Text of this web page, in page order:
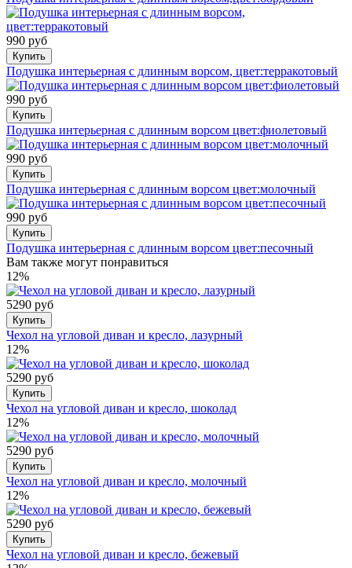
990 руб
Купить
Подушка интерьерная с длинным ворсом, цвет:терракотовый
990 руб
Купить
Подушка интерьерная с длинным ворсом цвет:фиолетовый
990 руб
Купить
Подушка интерьерная с длинным ворсом цвет:молочный
990 руб
Купить
Подушка интерьерная с длинным ворсом цвет:песочный
Вам также могут понравиться
12%
5290 руб
Купить
Чехол на угловой диван и кресло, лазурный
12%
5290 руб
Купить
Чехол на угловой диван и кресло, шоколад
12%
5290 руб
Купить
Чехол на угловой диван и кресло, молочный
12%
5290 руб
Купить
Чехол на угловой диван и кресло, бежевый